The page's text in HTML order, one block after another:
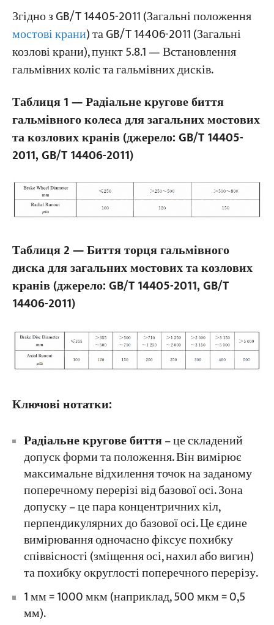
Згідно з GB/T 14405-2011 (Загальні положення
мостові крани) та GB/T 14406-2011 (Загальні
козлові крани), пункт 5.8.1 — Встановлення
гальмівних коліс та гальмівних дисків.
Таблиця 1 — Радіальне кругове биття
гальмівного колеса для загальних мостових
та козлових кранів (джерело: GB/T 14405-
2011, GB/T 14406-2011)
Таблиця 2 — Биття торця гальмівного
диска для загальних мостових та козлових
кранів (джерело: GB/T 14405-2011, GB/T
14406-2011)
Ключові нотатки:
Радіальне кругове биття– це складений
допуск форми та положення. Він вимірює
максимальне відхилення точок на заданому
поперечному перерізі від базової осі. Зона
допуску – це пара концентричних кіл,
перпендикулярних до базової осі. Це єдине
вимірювання одночасно фіксує похибку
співвісності (зміщення осі, нахил або вигин)
та похибку округлості поперечного перерізу.
1 мм = 1000 мкм (наприклад, 500 мкм = 0,5
мм).